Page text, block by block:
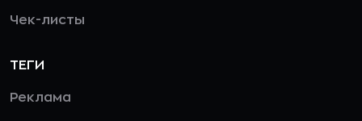
Чек-листы
ТЕГИ
Реклама